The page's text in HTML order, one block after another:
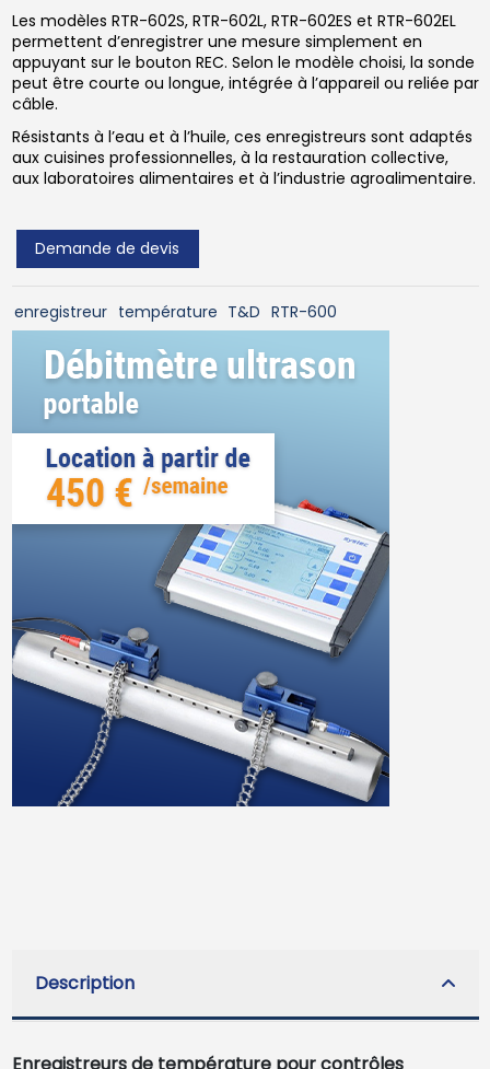
Les modèles RTR-602S, RTR-602L, RTR-602ES et RTR-602EL
permettent d’enregistrer une mesure simplement en
appuyant sur le bouton REC. Selon le modèle choisi, la sonde
peut être courte ou longue, intégrée à l’appareil ou reliée par
câble.
Résistants à l’eau et à l’huile, ces enregistreurs sont adaptés
aux cuisines professionnelles, à la restauration collective,
aux laboratoires alimentaires et à l’industrie agroalimentaire.
Demande de devis
enregistreur température T&D RTR-600
Description